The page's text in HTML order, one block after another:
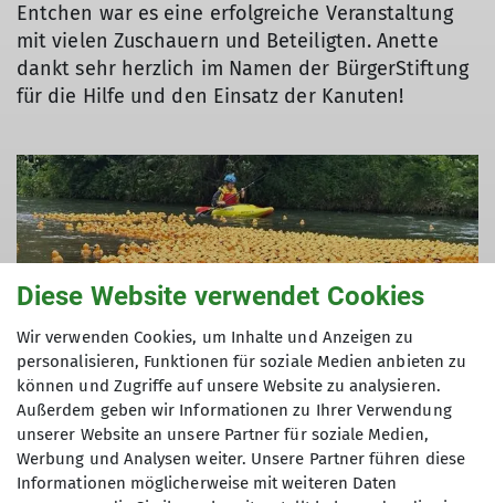
Entchen war es eine erfolgreiche Veranstaltung
mit vielen Zuschauern und Beteiligten. Anette
dankt sehr herzlich im Namen der BürgerStiftung
für die Hilfe und den Einsatz der Kanuten!
Diese Website verwendet Cookies
Wir verwenden Cookies, um Inhalte und Anzeigen zu
personalisieren, Funktionen für soziale Medien anbieten zu
können und Zugriffe auf unsere Website zu analysieren.
Außerdem geben wir Informationen zu Ihrer Verwendung
unserer Website an unsere Partner für soziale Medien,
Werbung und Analysen weiter. Unsere Partner führen diese
Informationen möglicherweise mit weiteren Daten